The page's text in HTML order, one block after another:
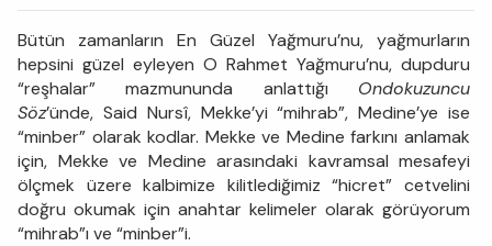
Bütün zamanların En Güzel Yağmuru’nu, yağmurların
hepsini güzel eyleyen O Rahmet Yağmuru’nu, dupduru
“reşhalar” mazmununda anlattığı Ondokuzuncu
Söz’ünde, Said Nursî, Mekke’yi “mihrab”, Medine’ye ise
“minber” olarak kodlar. Mekke ve Medine farkını anlamak
için, Mekke ve Medine arasındaki kavramsal mesafeyi
ölçmek üzere kalbimize kilitlediğimiz “hicret” cetvelini
doğru okumak için anahtar kelimeler olarak görüyorum
“mihrab”ı ve “minber”i.